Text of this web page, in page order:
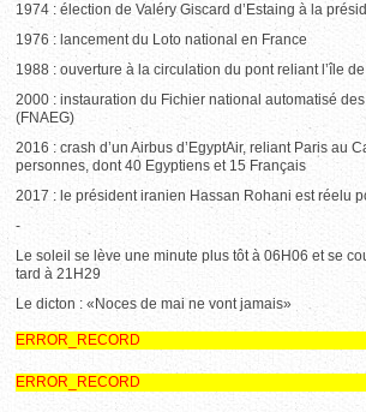
1974 : élection de Valéry Giscard d’Estaing à la
1976 : lancement du Loto national en France
1988 : ouverture à la circulation du pont reliant l’île
2000 : instauration du Fichier national automatisé
(FNAEG)
2016 : crash d’un Airbus d’EgyptAir, reliant Paris au
personnes, dont 40 Egyptiens et 15 Français
2017 : le président iranien Hassan Rohani est réelu
-
Le soleil se lève une minute plus tôt à 06H06 et se
tard à 21H29
Le dicton : «Noces de mai ne vont jamais»
ERROR_RECORD
ERROR_RECORD